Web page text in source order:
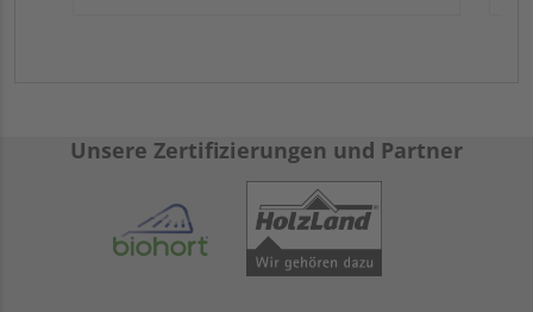
Unsere Zertifizierungen und Partner